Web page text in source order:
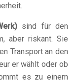
sind für den
aber riskant. Sie
Transport an den
er wählt oder ob
es zu einem